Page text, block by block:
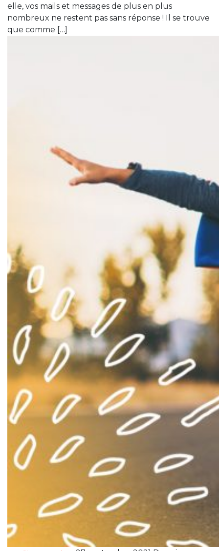
elle, vos mails et messages de plus en plus
nombreux ne restent pas sans réponse ! Il se trouve
que comme […]